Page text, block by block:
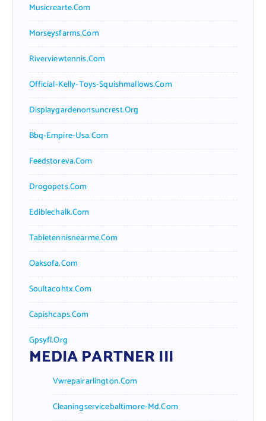
Musicrearte.com
Morseysfarms.com
Riverviewtennis.com
Official-Kelly-Toys-Squishmallows.com
Displaygardenonsuncrest.org
Bbq-Empire-Usa.com
Feedstoreva.com
Drogopets.com
Ediblechalk.com
Tabletennisnearme.com
Oaksofa.com
Soultacohtx.com
Capishcaps.com
Gpsyfl.org
MEDIA PARTNER III
Vwrepairarlington.com
Cleaningservicebaltimore-Md.com